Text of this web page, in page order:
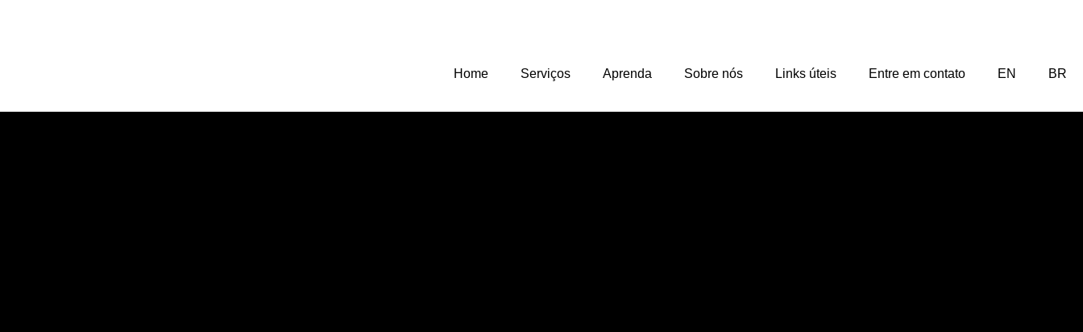
Home Serviços Aprenda Sobre nós Links úteis Entre em contato EN BR